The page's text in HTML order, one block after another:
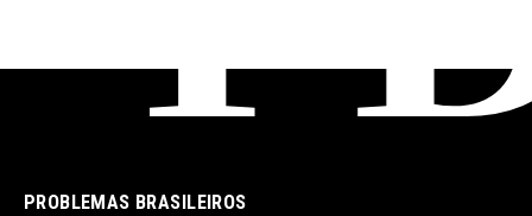
PROBLEMAS BRASILEIROS